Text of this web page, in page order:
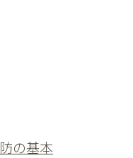
の基本